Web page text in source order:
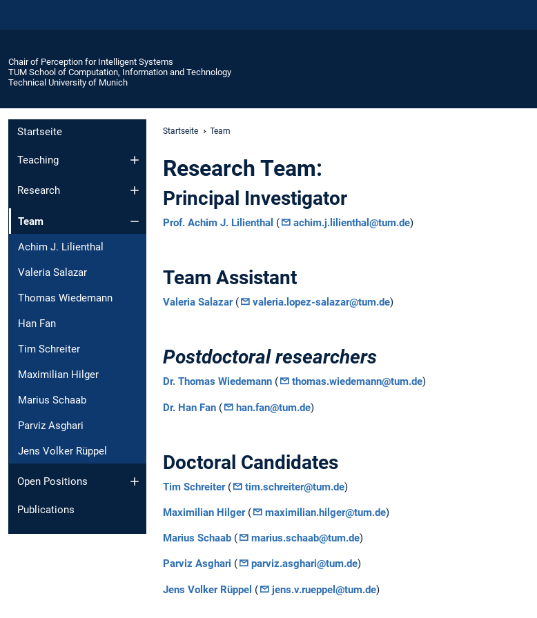
Chair of Perception for Intelligent Systems
TUM School of Computation, Information and Technology
Technical University of Munich
Startseite
Teaching
Research
Team
Achim J. Lilienthal
Valeria Salazar
Thomas Wiedemann
Han Fan
Tim Schreiter
Maximilian Hilger
Marius Schaab
Parviz Asghari
Jens Volker Rüppel
Open Positions
Publications
Startseite Team
Research Team:
Principal Investigator
Prof. Achim J. Lilienthal ( achim.j.lilienthal@tum.de)
Team Assistant
Valeria Salazar( valeria.lopez-salazar@tum.de)
Postdoctoral researchers
Dr. Thomas Wiedemann ( thomas.wiedemann@tum.de)
Dr. Han Fan ( han.fan@tum.de)
Doctoral Candidates
Tim Schreiter( tim.schreiter@tum.de)
Maximilian Hilger( maximilian.hilger@tum.de)
Marius Schaab ( marius.schaab@tum.de)
Parviz Asghari ( parviz.asghari@tum.de)
Jens Volker Rüppel ( jens.v.rueppel@tum.de)